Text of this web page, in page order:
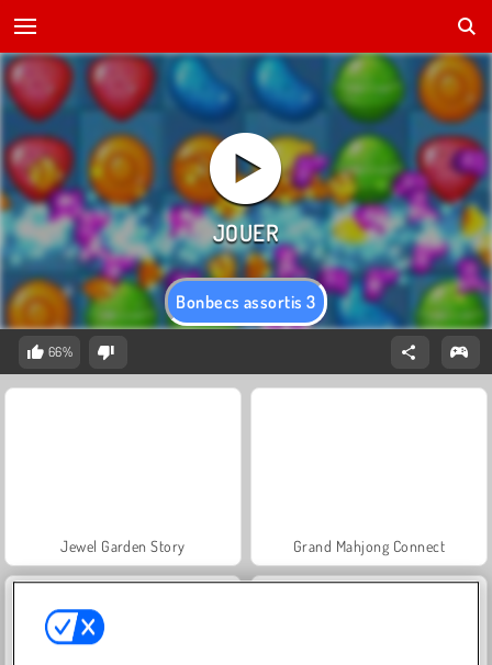
Bonbecs assortis 3
66%
Jewel Garden Story Grand Mahjong Connect